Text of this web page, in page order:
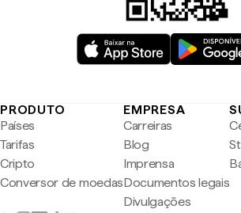
PRODUTO
Países
Tarifas
Cripto
Conversor de moedas
EMPRESA
Carreiras
Blog
Imprensa
Documentos legais
Divulgações